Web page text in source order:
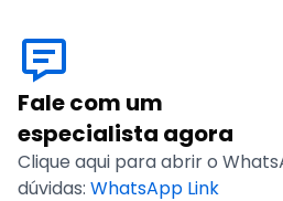
Fale com um
especialista agora
Clique aqui para abrir o
dúvidas: WhatsApp Link